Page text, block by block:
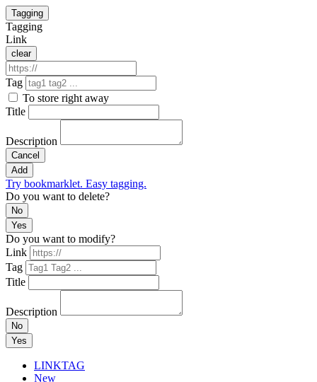
Tagging
Tagging
Link
clear
Tag
To store right away
Title
Description
Cancel
Add
Try bookmarklet. Easy tagging.
Do you want to delete?
No
Yes
Do you want to modify?
Link
Tag
Title
Description
No
Yes
LINKTAG
New